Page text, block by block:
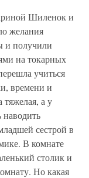
Шиленок и
желания
и получили
на токарных
учиться
времени и
а у
сестрой в
В комнате
столик и
Но какая